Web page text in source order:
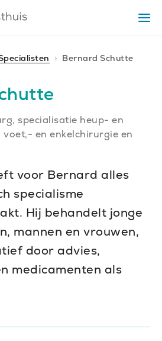
het
Bernard Schutte
specialisatie heup- en
en enkelchirurgie en
voor Bernard alles
specialisme
Hij behandelt jonge
mannen en vrouwen,
door advies,
medicamenten als